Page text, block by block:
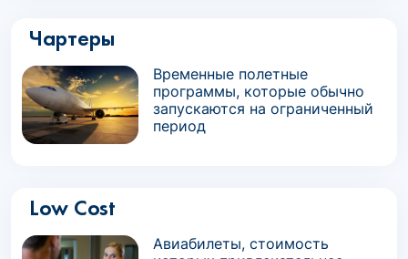
Чартеры
Временные полетные
программы, которые обычно
запускаются на ограниченный
период
Low Cost
Авиабилеты, стоимость